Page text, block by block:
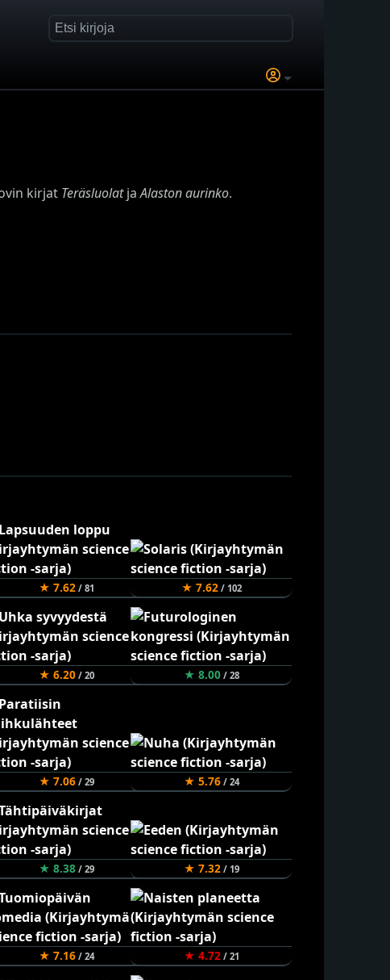
kirjat TeräsluolatjaAlaston aurinko.
★ 7.62/ 81 ★ 7.62/ 102
★ 6.20/ 20 ★ 8.00/ 28
★ 7.06/ 29 ★ 5.76/ 24
★ 8.38/ 29 ★ 7.32/ 19
★ 7.16/ 24 ★ 4.72/ 21